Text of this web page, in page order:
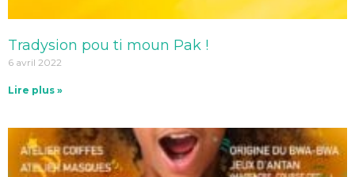
Tradysion pou ti moun Pak !
6 avril 2022
Lire plus »